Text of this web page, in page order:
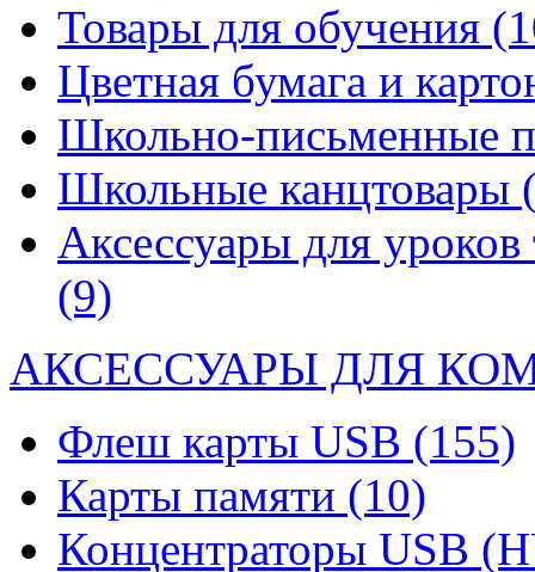
Товары для обучения
Цветная бумага и
Школьно-письменные
Школьные канцтовары
Аксессуары для уроков
(9)
АКСЕССУАРЫ ДЛЯ
Флеш карты USB (155)
Карты памяти (10)
Концентраторы USB